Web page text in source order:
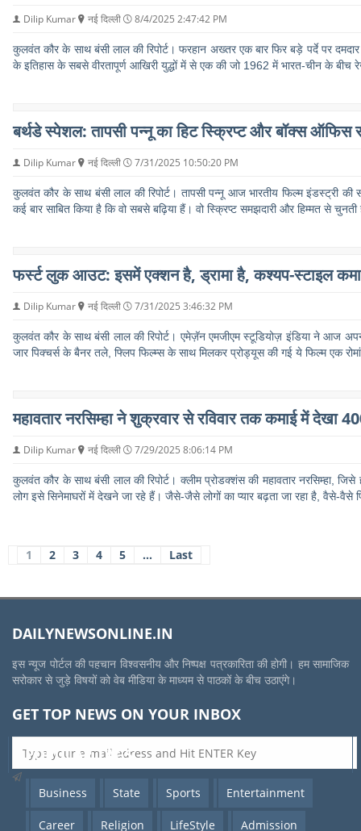
Dilip Kumar नई दिल्ली 8/4/2025 2:47:42 PM
कुलवंत कौर के साथ बंसी लाल की रिपोर्ट। फरहान अख्तर एक बार फिर बड़े पर्दे पर
के इतिहास के सबसे वीरतापूर्ण आखिरी युद्धों में से एक की जो 1962 में भारत-चीन के बीच
बर्थडे स्पेशल: तापसी पन्नू का हिट स्क्रिप्ट और बॉक्स ऑफिस
Dilip Kumar नई दिल्ली 7/31/2025 10:50:20 PM
कुलवंत कौर के साथ बंसी लाल की रिपोर्ट। तापसी पन्नू आज भारतीय फिल्म
कई बार साबित किया है कि वो सबसे बढ़िया हैं। वो स्क्रिप्ट समझदारी और हिम्मत से
फर्स्ट लुक आउट: इसमें एक्शन है, ड्रामा है, कश्यप-स्टाइल
Dilip Kumar नई दिल्ली 7/31/2025 3:46:32 PM
कुलवंत कौर के साथ बंसी लाल की रिपोर्ट। एमेज़ॅन एमजीएम स्टूडियोज़ इंडिया ने आज
जार पिक्चर्स के बैनर तले, फ्लिप फिल्म्स के साथ मिलकर प्रोड्यूस की गई ये फिल्म एक
महावतार नरसिम्हा ने शुक्रवार से रविवार तक कमाई में देखा
Dilip Kumar नई दिल्ली 7/29/2025 8:06:14 PM
कुलवंत कौर के साथ बंसी लाल की रिपोर्ट। क्लीम प्रोडक्शंस की महावतार नरसिम्हा,
लोग इसे सिनेमाघरों में देखने जा रहे हैं। जैसे-जैसे लोगों का प्यार बढ़ता जा रहा है, वैसे-वैसे
1 2 3 4 5 ... Last
DAILYNEWSONLINE.IN
इस न्यूज पोर्टल की पहचान विश्वसनीय और निष्पक्ष पत्रकारिता की होगी। हम सामाजिक
सरोकार से जुड़े विषयों को वेब मीडिया के माध्यम से पाठकों के बीच उठाएंगे।
GET TOP NEWS ON YOUR INBOX
POPULAR TAGS
Business State Sports Entertainment
Career Religion LifeStyle Admission